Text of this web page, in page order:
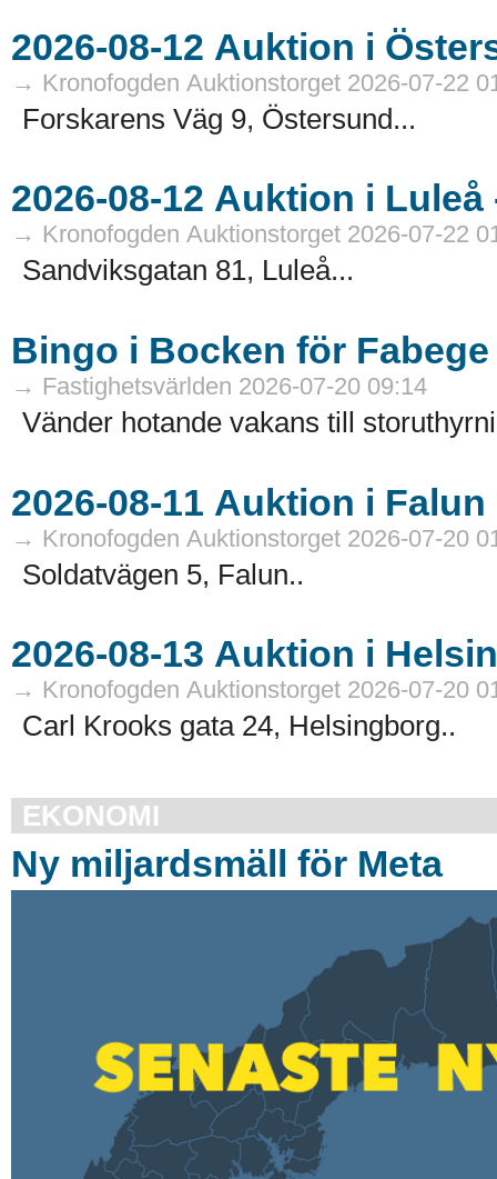
→ Kronofogden Auktionstorget 2026-07-22
Forskarens Väg 9, Östersund...
→ Kronofogden Auktionstorget 2026-07-22
Sandviksgatan 81, Luleå...
Bingo i Bocken för Fabege
→ Fastighetsvärlden 2026-07-20 09:14
Vänder hotande vakans till
→ Kronofogden Auktionstorget 2026-07-20
Soldatvägen 5, Falun..
→ Kronofogden Auktionstorget 2026-07-20
Carl Krooks gata 24, Helsingborg..
EKONOMI
Ny miljardsmäll för Meta